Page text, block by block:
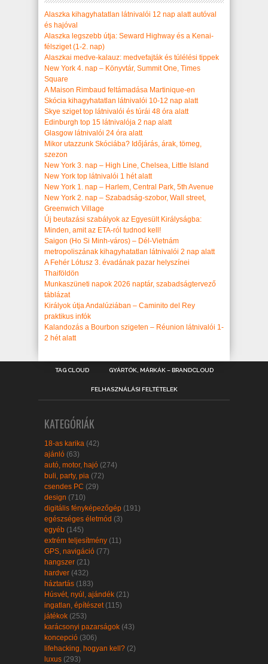
Alaszka kihagyhatatlan látnivalói 12 nap alatt autóval
és hajóval
Alaszka legszebb útja: Seward Highway és a Kenai-
félsziget (1-2. nap)
Alaszkai medve-kalauz: medvefajták és túlélési tippek
New York 4. nap – Könyvtár, Summit One, Times
Square
A Maison Rimbaud feltámadása Martinique-en
Skócia kihagyhatatlan látnivalói 10-12 nap alatt
Skye sziget top látnivalói és túrái 48 óra alatt
Edinburgh top 15 látnivalója 2 nap alatt
Glasgow látnivalói 24 óra alatt
Mikor utazzunk Skóciába? Időjárás, árak, tömeg,
szezon
New York 3. nap – High Line, Chelsea, Little Island
New York top látnivalói 1 hét alatt
New York 1. nap – Harlem, Central Park, 5th Avenue
New York 2. nap – Szabadság-szobor, Wall street,
Greenwich Village
Új beutazási szabályok az Egyesült Királyságba:
Minden, amit az ETA-ról tudnod kell!
Saigon (Ho Si Minh-város) – Dél-Vietnám
metropoliszának kihagyhatatlan látnivalói 2 nap alatt
A Fehér Lótusz 3. évadának pazar helyszínei
Thaiföldön
Munkaszüneti napok 2026 naptár, szabadságtervező
táblázat
Királyok útja Andalúziában – Caminito del Rey
praktikus infók
Kalandozás a Bourbon szigeten – Réunion látnivalói 1-
2 hét alatt
TAG CLOUD GYÁRTÓK, MÁRKÁK – BRANDCLOUD
FELHASZNÁLÁSI FELTÉTELEK
KATEGÓRIÁK
18-as karika (42)
ajánló (63)
autó, motor, hajó (274)
buli, party, pia (72)
csendes PC (29)
design (710)
digitális fényképezőgép (191)
egészséges életmód (3)
egyéb (145)
extrém teljesítmény (11)
GPS, navigáció (77)
hangszer (21)
hardver (432)
háztartás (183)
Húsvét, nyúl, ajándék (21)
ingatlan, építészet(115)
játékok (253)
karácsonyi pazarságok (43)
koncepció (306)
lifehacking, hogyan kell? (2)
luxus (293)